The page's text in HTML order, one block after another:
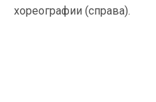
хореографии (справа).